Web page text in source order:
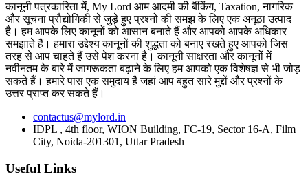
Trending in Hindi
CJI पर जूता फेंकने वाले वकील की बढ़ी मुश्किलें, AG
ने 'अवमानना' की कार्यवाही शुरू करने की इजाजत दी
कानूनी पत्रकारिता में, My Lord आम आदमी की बैंकिंग, Taxation, नागरिक
और सूचना प्रौद्योगिकी से जुड़े हुए प्रश्नो की समझ के लिए एक अनूठा उत्पाद
है। हम आपके लिए कानूनों को आसान बनाते हैं और आपको आपके अधिकार
समझाते हैं। हमारा उद्देश्य कानूनों की शुद्धता को बनाए रखते हुए आपको जिस
तरह से आप चाहते हैं उसे पेश करना है। कानूनी साक्षरता और कानूनों में
नवीनतम के बारे में जागरूकता बढ़ाने के लिए हम आपको एक विशेषज्ञ से भी जोड़
सकते हैं। हमारे पास एक समुदाय है जहां आप बहुत सारे मुद्दों और प्रश्नों के
उत्तर प्राप्त कर सकते हैं।
contactus@mylord.in
IDPL , 4th floor, WION Building, FC-19, Sector 16-A, Film
City, Noida-201301, Uttar Pradesh
Useful Links